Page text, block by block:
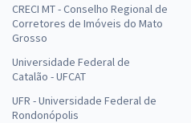
CRECI MT - Conselho Regional de
Corretores de Imóveis do Mato
Grosso
Universidade Federal de
Catalão - UFCAT
UFR - Universidade Federal de
Rondonópolis